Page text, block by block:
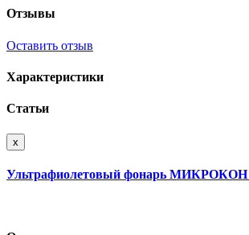
Отзывы
Оставить отзыв
Характеристики
Статьи
x
Ультрафиолетовый фонарь